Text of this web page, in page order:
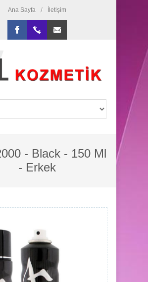
Ana Sayfa / İletişim
- Black - 150 Ml
- Erkek